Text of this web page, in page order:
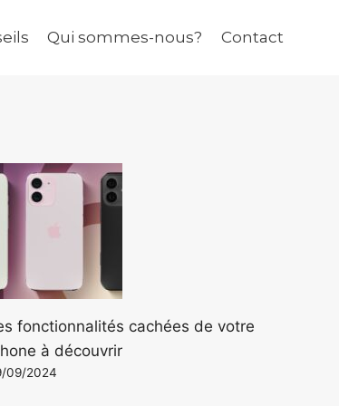
Qui sommes-nous? Contact
fonctionnalités cachées de votre
à découvrir
09/2024